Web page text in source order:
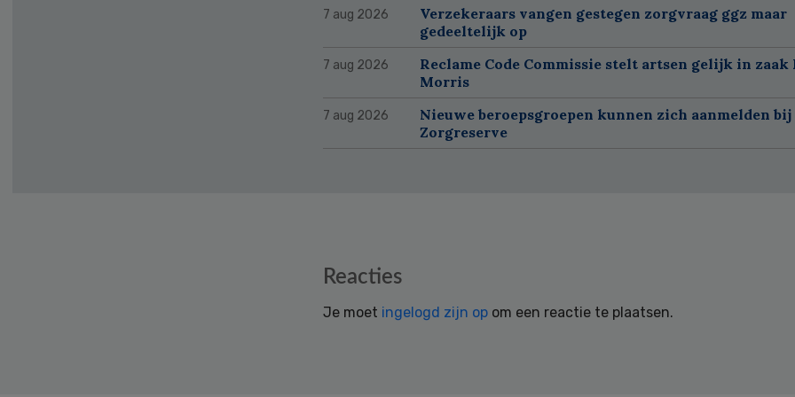
7 aug 2026
Verzekeraars vangen gestegen zorgvraag ggz maar
gedeeltelijk op
7 aug 2026
Reclame Code Commissie stelt artsen gelijk in
Morris
7 aug 2026
Nieuwe beroepsgroepen kunnen zich aanmelden
Zorgreserve
Reacties
Je moet ingelogd zijn op om een reactie te plaatsen.